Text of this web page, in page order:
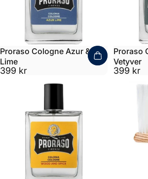
Proraso Cologne Azur &
Lime
399 kr
Proraso
Vetyver
399 kr